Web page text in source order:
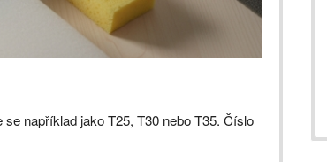
například jako T25, T30 nebo T35. Číslo